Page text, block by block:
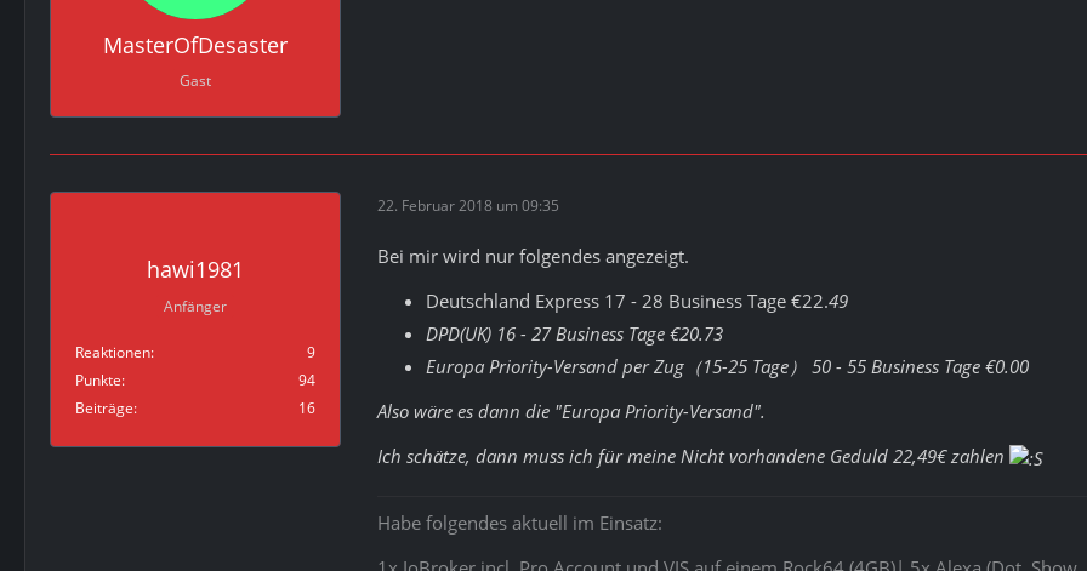
MasterOfDesaster
Gast
hawi1981
Anfänger
Reaktionen
9
Punkte
94
Beiträge
16
22. Februar 2018 um 09:35
Bei mir wird nur folgendes angezeigt.
Deutschland Express 17 - 28 Business Tage €22.49
DPD(UK) 16 - 27 Business Tage €20.73
Europa Priority-Versand per Zug（15-25 Tage） 50 - 55 Business Tage €0.00
Also wäre es dann die "Europa Priority-Versand".
Ich schätze, dann muss ich für meine Nicht vorhandene Geduld 22,49€ zahlen
Habe folgendes aktuell im Einsatz: